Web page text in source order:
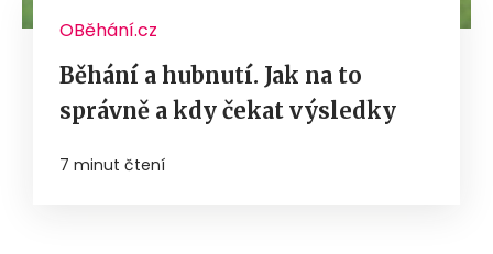
OBěhání.cz
Běhání a hubnutí. Jak na to
správně a kdy čekat výsledky
7 minut čtení